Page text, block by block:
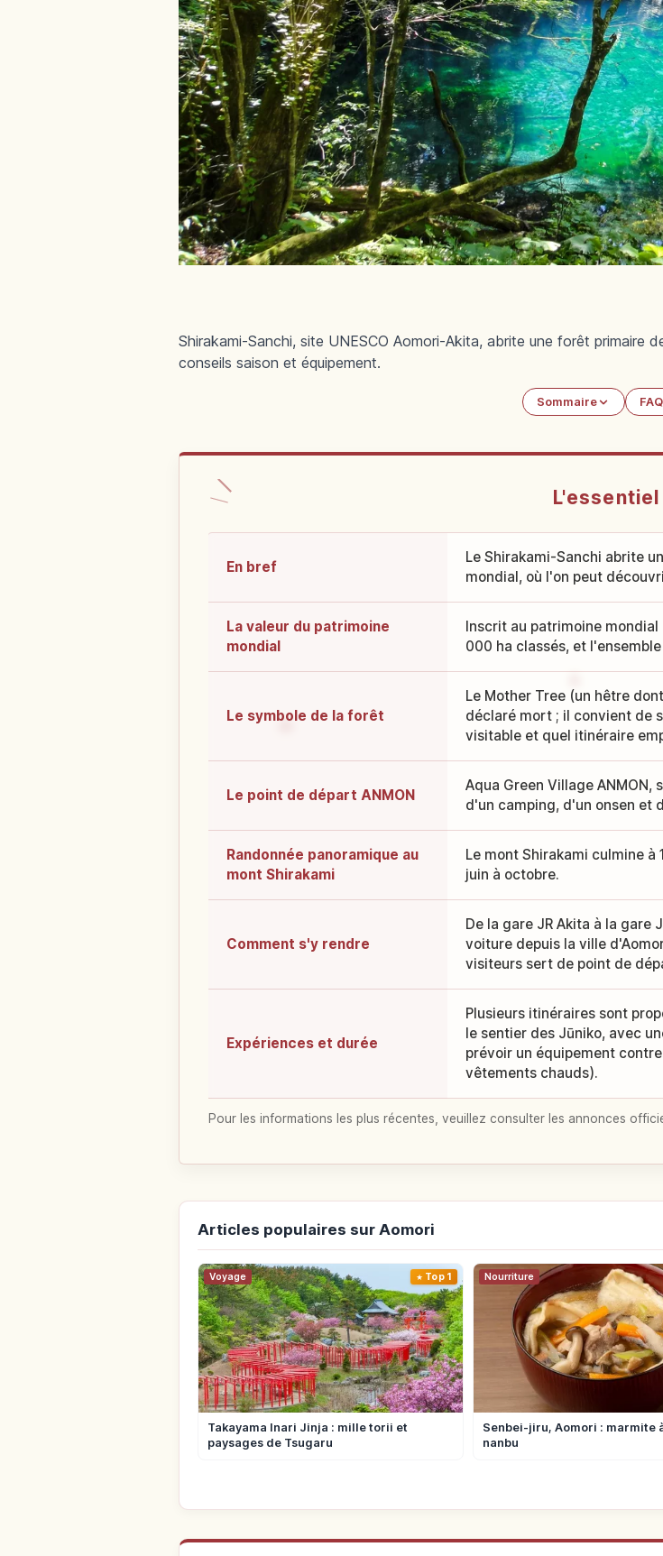
Shirakami-Sanchi, site UNESCO Aomori-Akita, abrite une forêt primaire
conseils saison et équipement.
Sommaire FAQ
L'essentiel
En bref
Le Shirakami-Sanchi abrite
mondial, où l'on peut
La valeur du patrimoine
mondial
Inscrit au patrimoine
000 ha classés, et
Le symbole de la forêt
Le Mother Tree (un hêtre
déclaré mort ; il convient de
visitable et quel itinéraire
Le point de départ ANMON
Aqua Green Village
d'un camping, d'un onsen et
Randonnée panoramique au
mont Shirakami
Le mont Shirakami culmine
juin à octobre.
Comment s'y rendre
De la gare JR Akita à la gare
voiture depuis la ville
visiteurs sert de point de
Expériences et durée
Plusieurs itinéraires sont
le sentier des Jūniko, avec
prévoir un équipement
vêtements chauds).
Pour les informations les plus récentes, veuillez consulter les annonces
Articles populaires sur Aomori
Voyage Top 1
Takayama Inari Jinja : mille torii et
paysages de Tsugaru
Nourriture
Senbei-jiru, Aomori : marmite
nanbu